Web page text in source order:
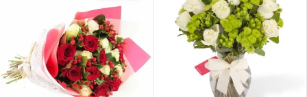
Arreglos arcoiris
Arreglos azules
Arreglos con rosas ecuatorianas